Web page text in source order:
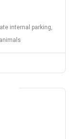
internal parking,